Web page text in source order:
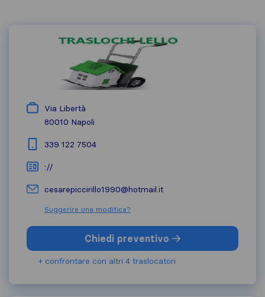
Via Libertà
80010 Napoli
339 122 7504
://
cesarepiccirillo1990@hotmail.it
Suggerire una modifica?
Chiedi preventivo
+ confrontare con altri 4 traslocatori